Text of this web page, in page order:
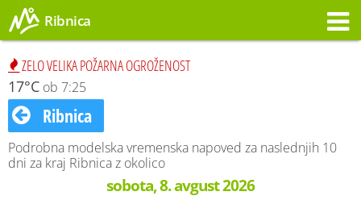
Ribnica
ZELO VELIKA POŽARNA OGROŽENOST
17°C ob 7:25
Ribnica
Podrobna modelska vremenska napoved za naslednjih 10
dni za kraj Ribnica z okolico
sobota, 8. avgust 2026